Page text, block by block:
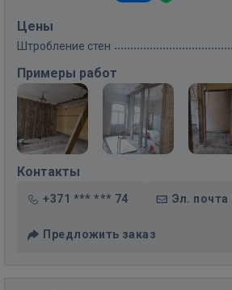
Цены
Штробление стен
Примеры работ
Контакты
+371 *** *** 74 Эл. почта
Предложить заказ